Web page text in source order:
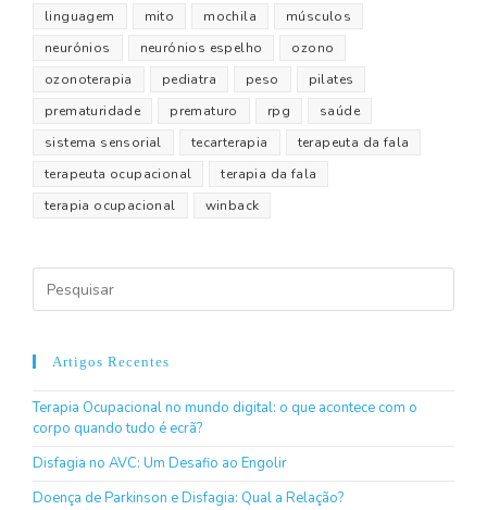
linguagem
mito mochila
músculos
neurónios
neurónios espelho
ozono
ozonoterapia
pediatra peso
pilates
prematuridade
prematuro rpg
saúde
sistema sensorial
tecarterapia
terapeuta da fala
terapeuta ocupacional
terapia da fala
terapia ocupacional
winback
Artigos Recentes
Terapia Ocupacional no mundo digital: o que acontece com o
corpo quando tudo é ecrã?
Disfagia no AVC: Um Desafio ao Engolir
Doença de Parkinson e Disfagia: Qual a Relação?